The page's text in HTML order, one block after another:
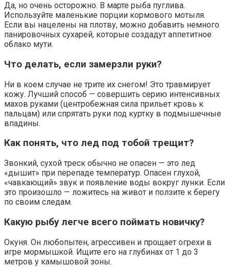
Да, но очень осторожно. В марте рыба пуглива.
Используйте маленькие порции кормового мотыля.
Если вы нацелены на плотву, можно добавить немного
панировочных сухарей, которые создадут аппетитное
облако мути.
Что делать, если замерзли руки?
Ни в коем случае не трите их снегом! Это травмирует
кожу. Лучший способ — совершить серию интенсивных
махов руками (центробежная сила прильет кровь к
пальцам) или спрятать руки под куртку в подмышечные
впадины.
Как понять, что лед под тобой трещит?
Звонкий, сухой треск обычно не опасен — это лед
«дышит» при перепаде температур. Опасен глухой,
«чавкающий» звук и появление воды вокруг лунки. Если
это произошло — ложитесь на живот и ползите к берегу
по своим следам.
Какую рыбу легче всего поймать новичку?
Окуня. Он любопытен, агрессивен и прощает огрехи в
игре мормышкой. Ищите его на глубинах от 1 до 3
метров у камышовой зоны.